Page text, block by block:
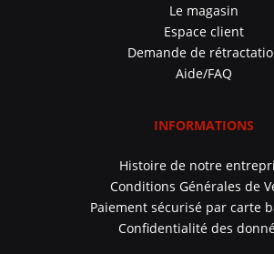
Le magasin
Espace client
Demande de
Aide/FAQ
INFORMATIONS
Histoire de notre
Conditions Générales de
Paiement sécurisé par carte
Confidentialité des